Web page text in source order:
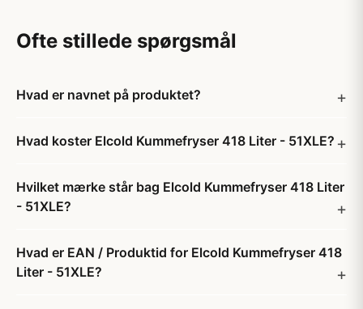
Ofte stillede spørgsmål
Hvad er navnet på produktet?
Hvad koster Elcold Kummefryser 418 Liter - 51XLE?
Hvilket mærke står bag Elcold Kummefryser 418 Liter
- 51XLE?
Hvad er EAN / Produktid for Elcold Kummefryser 418
Liter - 51XLE?